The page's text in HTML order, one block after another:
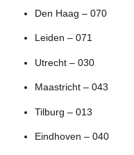
Den Haag – 070
Leiden – 071
Utrecht – 030
Maastricht – 043
Tilburg – 013
Eindhoven – 040